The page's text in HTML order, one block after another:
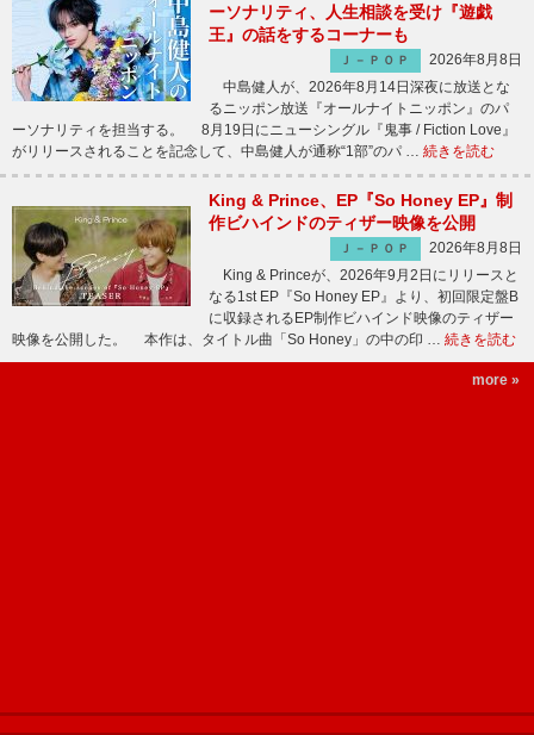
ーソナリティ、人生相談を受け『遊戯
王』の話をするコーナーも
Ｊ－ＰＯＰ
2026年8月8日
中島健人が、2026年8月14日深夜に放送とな
るニッポン放送『オールナイトニッポン』のパ
ーソナリティを担当する。 8月19日にニューシングル『鬼事 / Fiction Love』
がリリースされることを記念して、中島健人が通称“1部”のパ … 続きを読む
King & Prince、EP『So Honey EP』制
作ビハインドのティザー映像を公開
Ｊ－ＰＯＰ
2026年8月8日
King & Princeが、2026年9月2日にリリースと
なる1st EP『So Honey EP』より、初回限定盤B
に収録されるEP制作ビハインド映像のティザー
映像を公開した。 本作は、タイトル曲「So Honey」の中の印 … 続きを読む
more »